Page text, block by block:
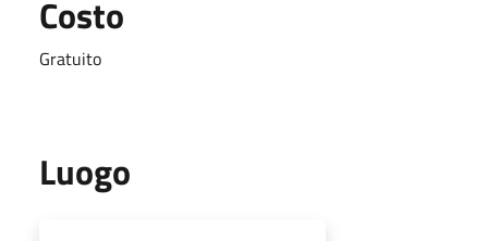
Costo
Gratuito
Luogo